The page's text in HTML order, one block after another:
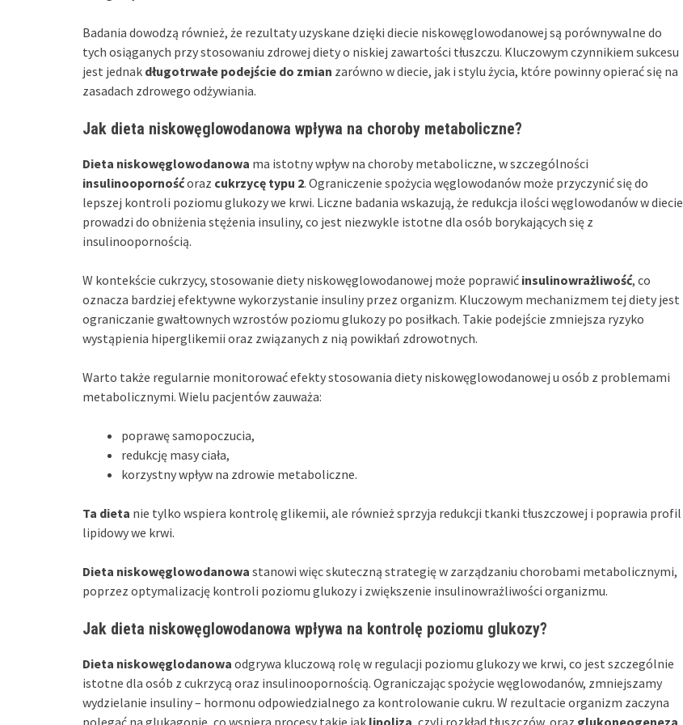
Badania dowodzą również, że rezultaty uzyskane dzięki diecie niskowęglowodanowej są porównywalne do
tych osiąganych przy stosowaniu zdrowej diety o niskiej zawartości tłuszczu. Kluczowym czynnikiem sukcesu
jest jednak długotrwałe podejście do zmian zarówno w diecie, jak i stylu życia, które powinny opierać się na
zasadach zdrowego odżywiania.
Jak dieta niskowęglowodanowa wpływa na choroby metaboliczne?
Dieta niskowęglowodanowa ma istotny wpływ na choroby metaboliczne, w szczególności
insulinoopornośćoraz cukrzycę typu 2. Ograniczenie spożycia węglowodanów może przyczynić się do
lepszej kontroli poziomu glukozy we krwi. Liczne badania wskazują, że redukcja ilości węglowodanów w diecie
prowadzi do obniżenia stężenia insuliny, co jest niezwykle istotne dla osób borykających się z
insulinoopornością.
W kontekście cukrzycy, stosowanie diety niskowęglowodanowej może poprawić insulinowrażliwość, co
oznacza bardziej efektywne wykorzystanie insuliny przez organizm. Kluczowym mechanizmem tej diety jest
ograniczanie gwałtownych wzrostów poziomu glukozy po posiłkach. Takie podejście zmniejsza ryzyko
wystąpienia hiperglikemii oraz związanych z nią powikłań zdrowotnych.
Warto także regularnie monitorować efekty stosowania diety niskowęglowodanowej u osób z problemami
metabolicznymi. Wielu pacjentów zauważa:
poprawę samopoczucia,
redukcję masy ciała,
korzystny wpływ na zdrowie metaboliczne.
Ta dieta nie tylko wspiera kontrolę glikemii, ale również sprzyja redukcji tkanki tłuszczowej i poprawia profil
lipidowy we krwi.
Dieta niskowęglowodanowa stanowi więc skuteczną strategię w zarządzaniu chorobami metabolicznymi,
poprzez optymalizację kontroli poziomu glukozy i zwiększenie insulinowrażliwości organizmu.
Jak dieta niskowęglowodanowa wpływa na kontrolę poziomu glukozy?
Dieta niskowęglodanowa odgrywa kluczową rolę w regulacji poziomu glukozy we krwi, co jest szczególnie
istotne dla osób z cukrzycą oraz insulinoopornością. Ograniczając spożycie węglowodanów, zmniejszamy
wydzielanie insuliny – hormonu odpowiedzialnego za kontrolowanie cukru. W rezultacie organizm zaczyna
polegać na glukagonie, co wspiera procesy takie jak lipoliza , czyli rozkład tłuszczów, oraz glukoneogeneza